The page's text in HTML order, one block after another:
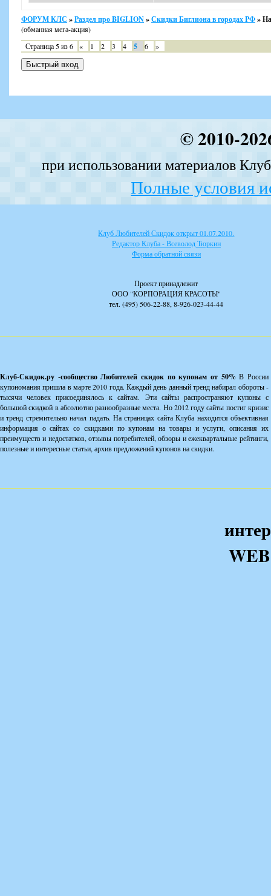
ФОРУМ КЛС »Раздел про BIGLION»Скидки Биглиона в городах РФ»
(обманная мега-акция)
Страница 5из6 « 1 2 3 4 5 6 »
© 2010-
при использовании материалов
Полные условия
Клуб Любителей Скидок открыт 01.07.2010.
Редактор Клуба - Всеволод Тюркин
Форма обратной связи
Проект принадлежит
ООО "КОРПОРАЦИЯ КРАСОТЫ"
тел. (495) 506-22-88, 8-926-023-44-44
Клуб-Скидок.ру -сообщество Любителей скидок по купонам от 50%В России
купономания пришла в марте 2010 года. Каждый день данный тренд набирал обороты -
тысячи человек присоединялось к сайтам. Эти сайты распространяют купоны с
большой скидкой в абсолютно разнообразные места. Но 2012 году сайты постиг кризис
и тренд стремительно начал падать. На страницах сайта Клуба находится объективная
информация о сайтах со скидками по купонам на товары и услуги, описания их
преимуществ и недостатков, отзывы потребителей, обзоры и ежеквартальные рейтинги,
полезные и интересные статьи, архив предложений купонов на скидки.